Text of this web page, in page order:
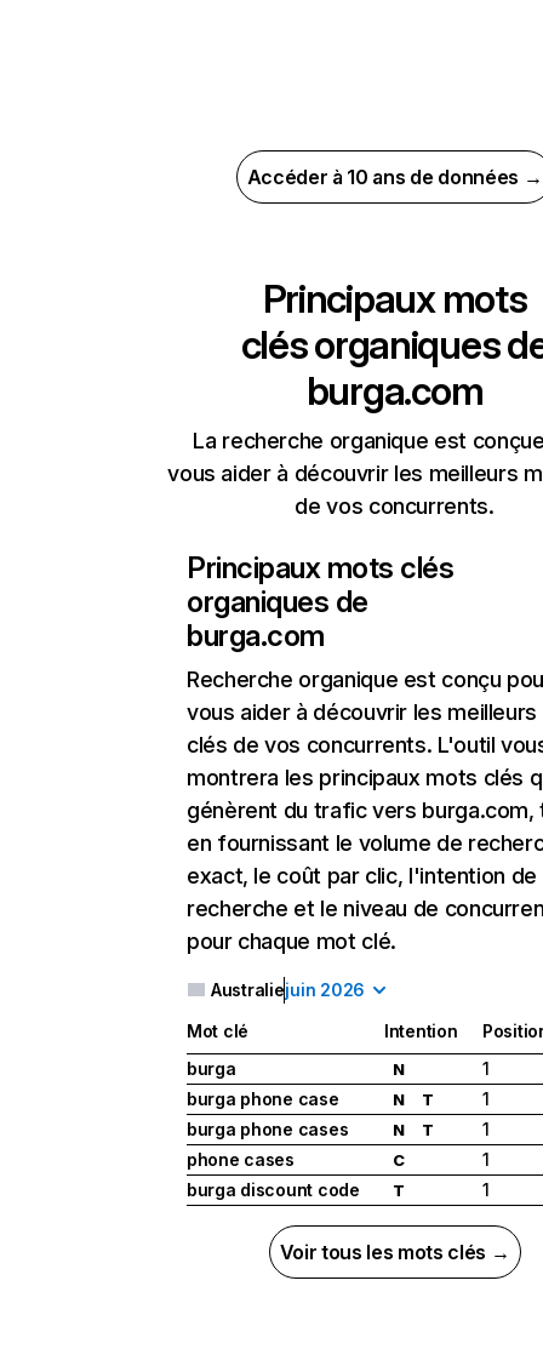
Accéder à 10 ans de données →
Principaux mots
clés organiques
burga.com
La recherche organique est
vous aider à découvrir les meilleurs
de vos concurrents.
Principaux mots clés
organiques de
burga.com
Recherche organique est conçu
vous aider à découvrir les
clés de vos concurrents. L'outil
montrera les principaux mots clés
génèrent du trafic vers burga.com,
en fournissant le volume de
exact, le coût par clic, l'intention de
recherche et le niveau de
pour chaque mot clé.
Australiejuin 2026
Mot clé Intention
burga
N
1
burga phone case
N T
1
burga phone cases
N T
1
phone cases
C
1
burga discount code
T 1
Voir tous les mots clés →